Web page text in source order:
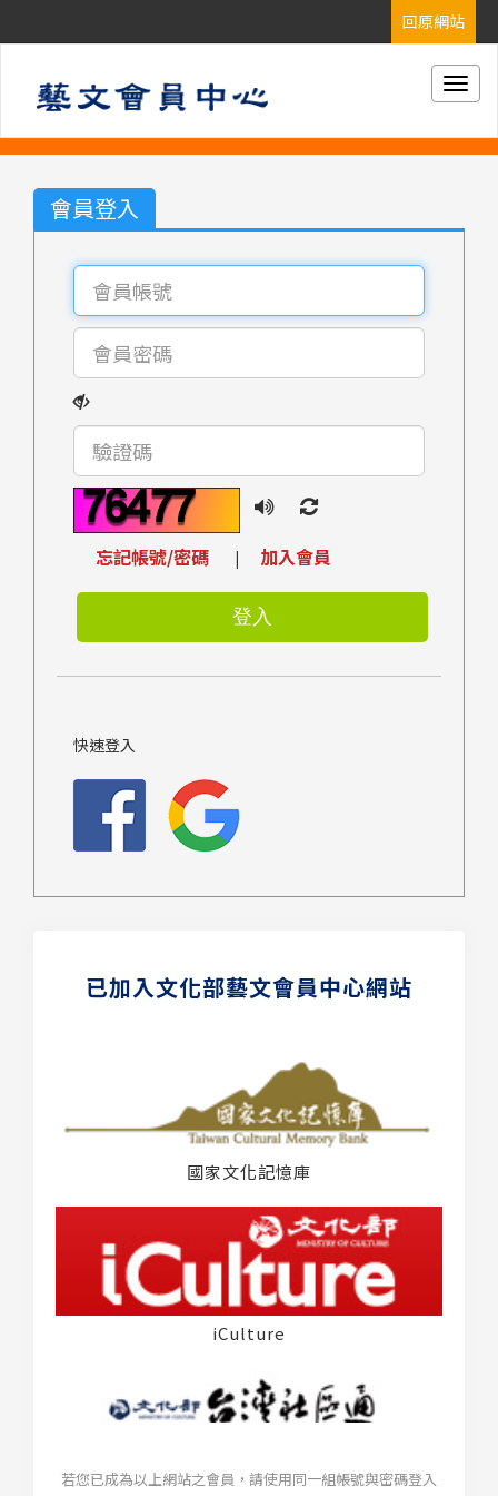
會員登入
忘記帳號/密碼 | 加入會員
快速登入
已加入文化部藝文會員中心網站
國家文化記憶庫
iCulture
若您已成為以上網站之會員，請使用同一組帳號與密碼登入